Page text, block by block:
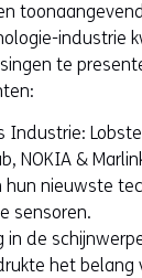
industrie
te
Industrie:
NOKIA &
hun nieuwste
sensoren.
in de
het belang